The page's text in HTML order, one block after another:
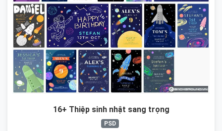
16+ Thiệp sinh nhật sang trọng
PSD